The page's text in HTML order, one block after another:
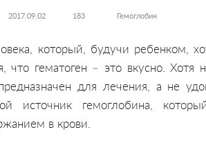
2017.09.02 183 Гемоглобин
который, будучи ребенком,
что гематоген – это вкусно. Хотя
для лечения, а не
источник гемоглобина,
в крови.